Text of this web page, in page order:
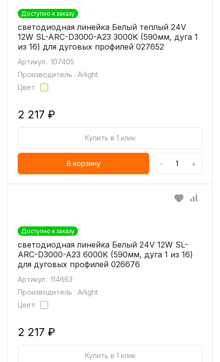
Доступно к заказу
светодиодная линейка Белый теплый 24V
12W SL-ARC-D3000-A23 3000K (590мм, дуга 1
из 16) для дуговых профилей 027652
Артикул : 107405
Производитель : Arlight
Цвет:
2 217 ₽
Купить в 1 клик
В корзину - +
Доступно к заказу
светодиодная линейка Белый 24V 12W SL-
ARC-D3000-A23 6000K (590мм, дуга 1 из 16)
для дуговых профилей 026676
Артикул : 114663
Производитель : Arlight
Цвет:
2 217 ₽
Купить в 1 клик